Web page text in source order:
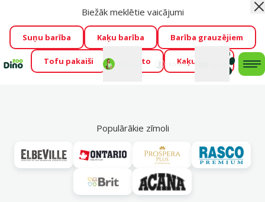
Visu mēnesi Dino Zoo piedāvā lieliskas cenas mīluļu TOP
barībām! 🍖→Skatīt piedāvājumu!
Fotokonkurss “GADA ŪSAIŅI”!
Varbūt tieši Tavs mīlulis
būs 2027. gada zvaigzne
→Piedalīties
Mans
konts
Biežāk meklētie vaicājumi
Suņu barība Kaķu barība Barība grauzējiem
Tofu pakaiši Foresto Kaķu mājas
Populārākie zīmoli
Vasara turpinās – atlaides katrai gaumei!